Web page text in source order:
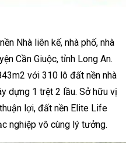
Nhà liên kế, nhà phố, nhà
Cần Giuộc, tỉnh Long An.
với 310 lô đất nền nhà
dựng 1 trệt 2 lầu. Sở hữu vị
lợi, đất nền Elite Life
nghiệp vô cùng lý tưởng.